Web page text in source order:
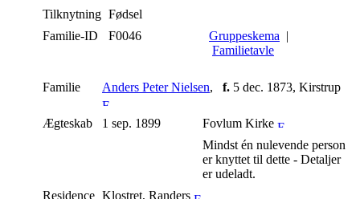
Tilknytning Fødsel
Familie-ID
F0046 Gruppeskema |
Familietavle
Familie Anders Peter Nielsen, f. 5 dec. 1873, Kirstrup
Ægteskab 1 sep. 1899
Fovlum Kirke
Mindst én nulevende person
er knyttet til dette - Detaljer
er udeladt.
Residence Klostret, Randers